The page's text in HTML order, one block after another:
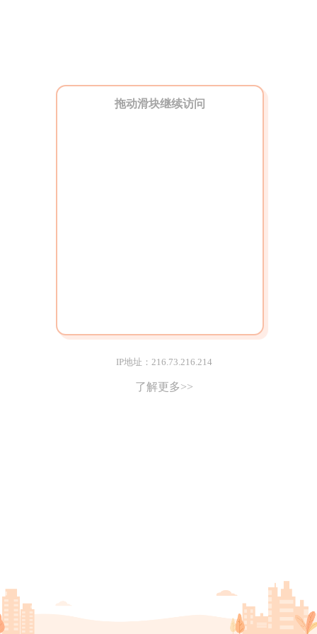
拖动滑块继续访问
IP地址：216.73.216.214
了解更多>>